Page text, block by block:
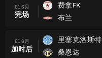
01 6月
完场
费拿FK
布兰
01 6月
加时后
里塞克洛斯特
桑恩达